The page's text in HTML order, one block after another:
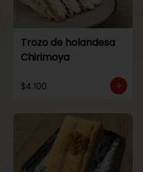
Trozo de holandesa
Chirimoya
$4.100